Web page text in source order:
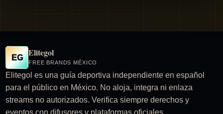
EG Elitegol
FREE BRANDS MÉXICO
Elitegol es una guía deportiva independiente en español
para el público en México. No aloja, integra ni enlaza
streams no autorizados. Verifica siempre derechos y
eventos con difusores y plataformas oficiales.